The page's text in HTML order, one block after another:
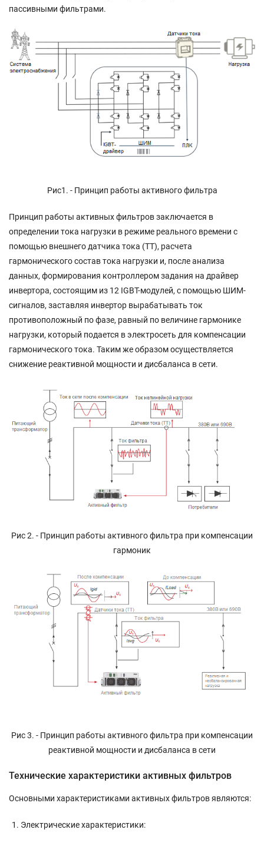
пассивными фильтрами.
Рис1. - Принцип работы активного фильтра
Принцип работы активных фильтров заключается в
определении тока нагрузки в режиме реального времени с
помощью внешнего датчика тока (ТТ), расчета
гармонического состав тока нагрузки и, после анализа
данных, формирования контроллером задания на драйвер
инвертора, состоящим из 12 IGBT-модулей, с помощью ШИМ-
сигналов, заставляя инвертор вырабатывать ток
противоположный по фазе, равный по величине гармонике
нагрузки, который подается в электросеть для компенсации
гармонического тока. Таким же образом осуществляется
снижение реактивной мощности и дисбаланса в сети.
Рис 2. - Принцип работы активного фильтра при компенсации
гармоник
Рис 3. - Принцип работы активного фильтра при компенсации
реактивной мощности и дисбаланса в сети
Технические характеристики активных фильтров
Основными характеристиками активных фильтров являются:
Электрические характеристики: